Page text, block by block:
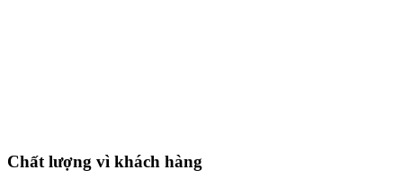
Chất lượng vì khách hàng